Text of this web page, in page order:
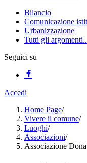
Bilancio
Comunicazione
Urbanizzazione
Tutti gli
Seguici su
Accedi
Home Page/
Vivere il comune/
Luoghi/
Associazioni/
Associazione